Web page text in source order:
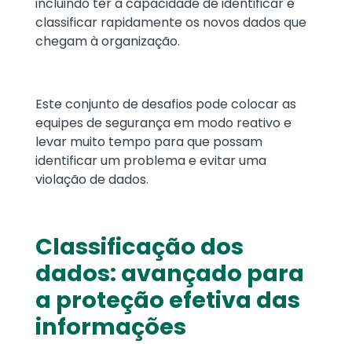
classificar rapidamente os novos dados que
chegam à organização.
Este conjunto de desafios pode colocar as
equipes de segurança em modo reativo e
levar muito tempo para que possam
identificar um problema e evitar uma
violação de dados.
Classificação dos
dados: avançado para
a proteção efetiva das
informações